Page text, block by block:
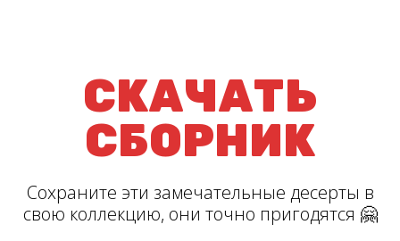
СКАЧАТЬ
СБОРНИК
Сохраните эти замечательные десерты в
свою коллекцию, они точно пригодятся 🤗